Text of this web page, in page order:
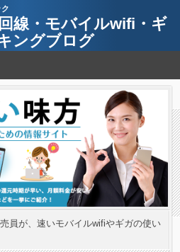
線・モバイルwifi・ギ
ングブログ
員が、速いモバイルwifiやギガの使い